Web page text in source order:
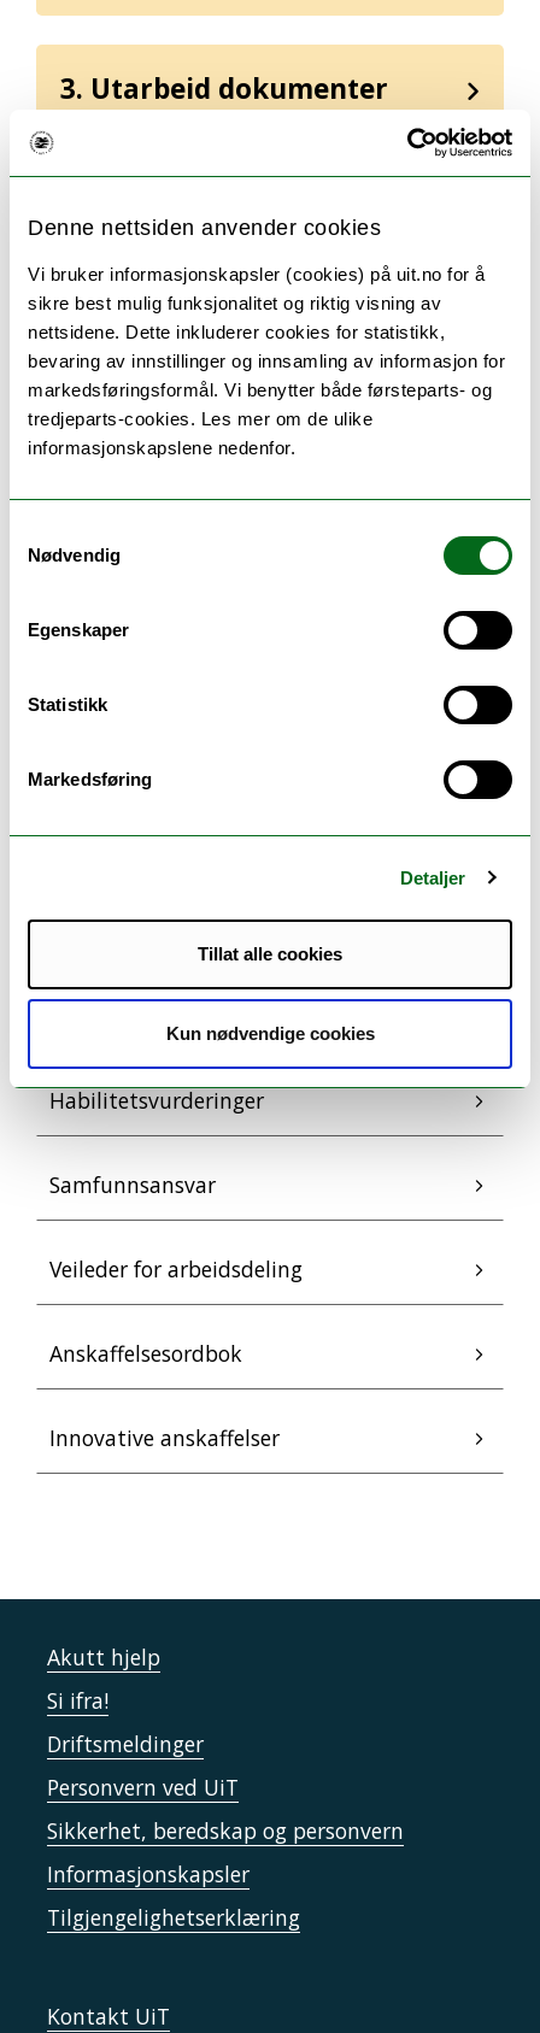
Denne nettsiden anvender cookies
Vi bruker informasjonskapsler (cookies) på uit.no for å
sikre best mulig funksjonalitet og riktig visning av
nettsidene. Dette inkluderer cookies for statistikk,
bevaring av innstillinger og innsamling av informasjon for
markedsføringsformål. Vi benytter både førsteparts- og
tredjeparts-cookies. Les mer om de ulike
informasjonskapslene nedenfor.
Nødvendig
Egenskaper
Statistikk
Markedsføring
Detaljer
Tillat alle cookies
Kun nødvendige cookies
3. Utarbeid dokumenter
4. Gjennomfør konkurranse
5. Evaluer tilbud
6. Inngå kontrakt
7. Bestilling og levering
8. Kontraktsforvaltning
Habilitetsvurderinger
Samfunnsansvar
Veileder for arbeidsdeling
Anskaffelsesordbok
Innovative anskaffelser
Akutt hjelp
Si ifra!
Driftsmeldinger
Personvern ved UiT
Sikkerhet, beredskap og personvern
Informasjonskapsler
Tilgjengelighetserklæring
Kontakt UiT